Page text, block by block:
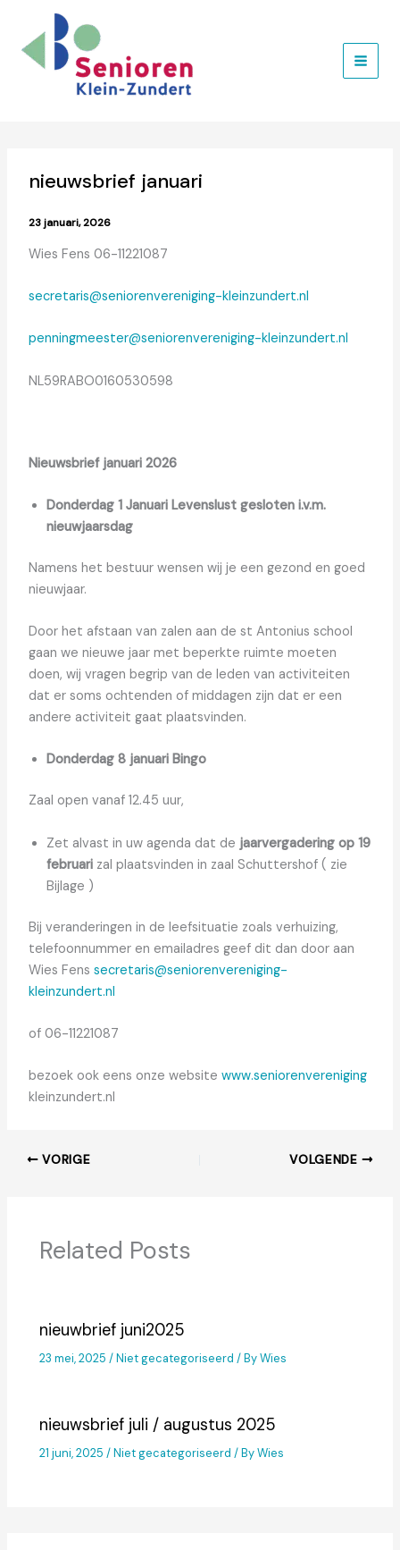
nieuwsbrief januari
23 januari, 2026
Wies Fens 06-11221087
secretaris@seniorenvereniging-kleinzundert.nl
penningmeester@seniorenvereniging-kleinzundert.nl
NL59RABO0160530598
Nieuwsbrief januari 2026
Donderdag 1 Januari Levenslust gesloten i.v.m.
nieuwjaarsdag
Namens het bestuur wensen wij je een gezond en goed
nieuwjaar.
Door het afstaan van zalen aan de st Antonius school
gaan we nieuwe jaar met beperkte ruimte moeten
doen, wij vragen begrip van de leden van activiteiten
dat er soms ochtenden of middagen zijn dat er een
andere activiteit gaat plaatsvinden.
Donderdag 8 januari Bingo
Zaal open vanaf 12.45 uur,
Zet alvast in uw agenda dat de jaarvergadering op 19
februarizal plaatsvinden in zaal Schuttershof ( zie
Bijlage )
Bij veranderingen in de leefsituatie zoals verhuizing,
telefoonnummer en emailadres geef dit dan door aan
Wies Fens secretaris@seniorenvereniging-
kleinzundert.nl
of 06-11221087
bezoek ook eens onze website www.seniorenvereniging
kleinzundert.nl
VORIGE VOLGENDE
Related Posts
nieuwbrief juni2025
23 mei, 2025/Niet gecategoriseerd / ByWies
nieuwsbrief juli / augustus 2025
21 juni, 2025/Niet gecategoriseerd / ByWies